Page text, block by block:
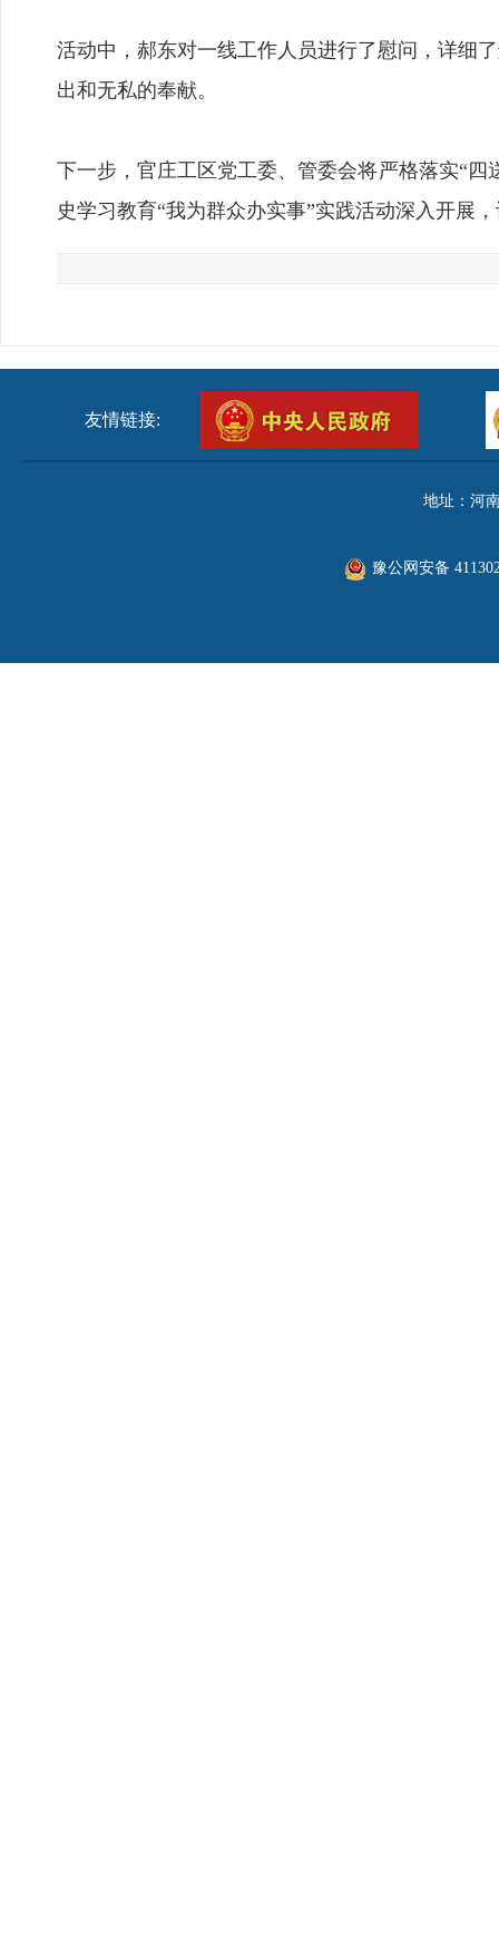
活动中，郝东对一线工作人员进行了慰问，详细
出和无私的奉献。
下一步，官庄工区党工委、管委会将严格落实“
史学习教育“我为群众办实事”实践活动深入开展
友情链接:
地址：河
豫公网安备